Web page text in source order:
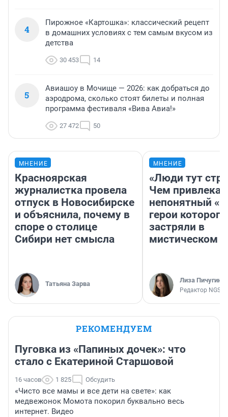
4
Пирожное «Картошка»: классический рецепт
в домашних условиях с тем самым вкусом из
детства
30 453 14
5
Авиашоу в Мочище — 2026: как добраться до
аэродрома, сколько стоят билеты и полная
программа фестиваля «Вива Авиа!»
27 472 50
МНЕНИЕ
Красноярская
журналистка провела
отпуск в Новосибирске
и объяснила, почему в
споре о столице
Сибири нет смысла
Татьяна Зарва
МНЕНИЕ
«Люди тут
Чем
непонятный
герои которого
застряли в
мистическом
Лиза Пичугина
Редактор
РЕКОМЕНДУЕМ
Пуговка из «Папиных дочек»: что
стало с Екатериной Старшовой
16 часов 1 825 Обсудить
«Чисто все мамы и все дети на свете»: как
медвежонок Момота покорил буквально весь
интернет. Видео